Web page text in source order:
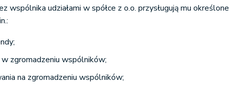
wspólnika udziałami w spółce z o.o. przysługują mu określone
w zgromadzeniu wspólników;
na zgromadzeniu wspólników;